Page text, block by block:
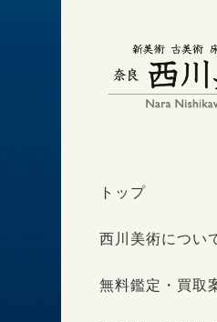
トップ
西川美術につい
無料鑑定・買取